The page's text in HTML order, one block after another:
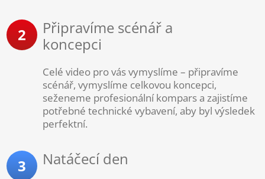
2
Připravíme scénář a
koncepci
Celé video pro vás vymyslíme –⁠ připravíme
scénář, vymyslíme celkovou koncepci,
seženeme profesionální kompars a zajistíme
potřebné technické vybavení, aby byl výsledek
perfektní.
3 Natáčecí den